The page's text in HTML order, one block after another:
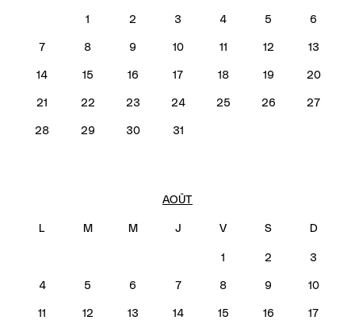
1 2 3 4 5 6
7 8 9 10 11 12 13
14 15 16 17 18 19 20
21 22 23 24 25 26 27
28 29 30 31
AOÛT
1 2 3
4 5 6 7 8 9 10
11 12 13 14 15 16 17